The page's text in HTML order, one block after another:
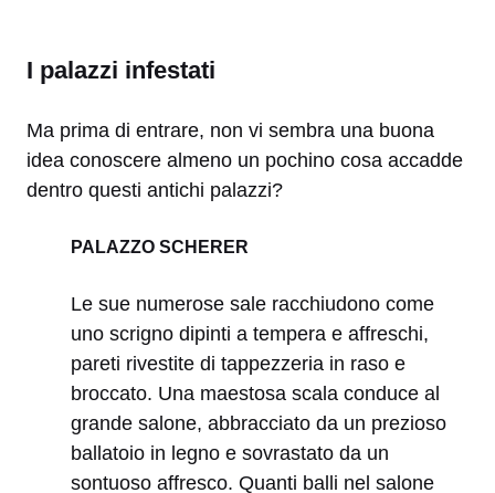
I palazzi infestati
Ma prima di entrare, non vi sembra una buona
idea conoscere almeno un pochino cosa accadde
dentro questi antichi palazzi?
PALAZZO SCHERER
Le sue numerose sale racchiudono come
uno scrigno dipinti a tempera e affreschi,
pareti rivestite di tappezzeria in raso e
broccato. Una maestosa scala conduce al
grande salone, abbracciato da un prezioso
ballatoio in legno e sovrastato da un
sontuoso affresco. Quanti balli nel salone